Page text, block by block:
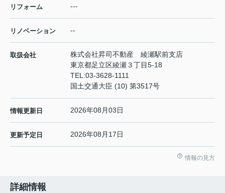
リフォーム ---
リノベーション --
取扱会社
株式会社昇司不動産 綾瀬駅前支店
東京都足立区綾瀬３丁目5-18
TEL:03-3628-1111
国土交通大臣 (10) 第3517号
情報更新日 2026年08月03日
更新予定日 2026年08月17日
情報の見方
詳細情報